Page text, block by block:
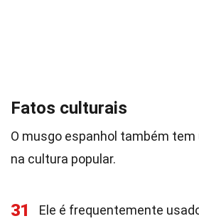
Fatos culturais
O musgo espanhol também tem
na cultura popular.
31
Ele é frequentemente